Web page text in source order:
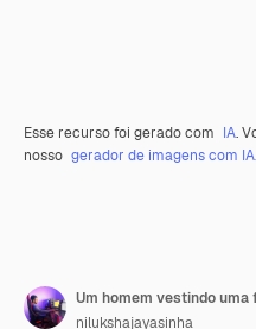
Esse recurso foi gerado com IA.
nosso gerador de imagens com IA.
nilukshajayasinha